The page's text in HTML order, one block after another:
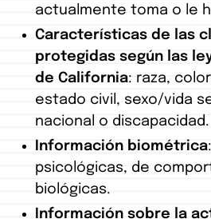
actualmente toma o le
Características de las
protegidas según las
de California: raza,
estado civil, sexo/vida
nacional o discapacidad.
Información biométrica
psicológicas, de
biológicas.
Información sobre la